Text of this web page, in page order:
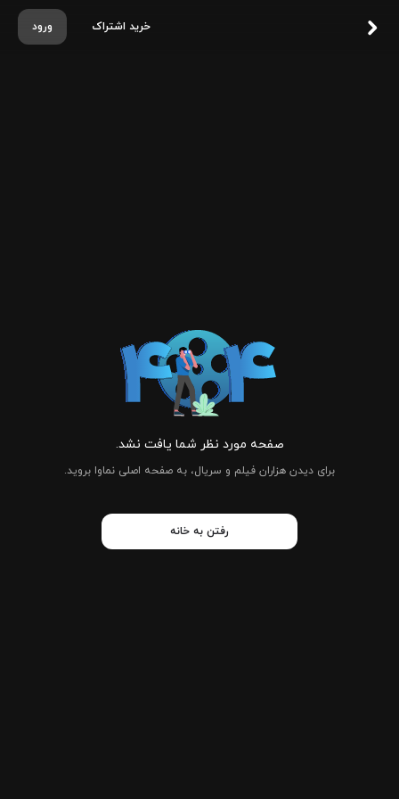
ورود خرید اشتراک
صفحه مورد نظر شما یافت نشد.
برای دیدن هزاران فیلم و سریال، به صفحه اصلی نماوا بروید.
رفتن به خانه